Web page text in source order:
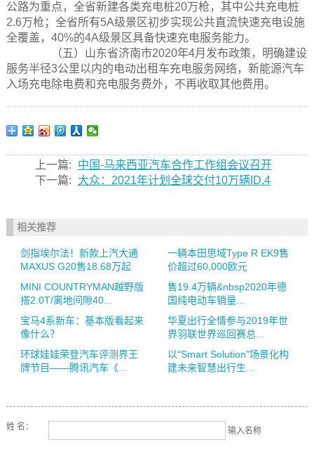
公路为重点，全省新建各类充电桩20万枪，其中公共充电桩
2.6万枪；全省所有5A级景区初步实现公共直流快速充电设施
全覆盖，40%的4A级景区具备快速充电服务能力。
（五）山东省济南市2020年4月发布政策，明确建设
服务半径3公里以内的电动出租车充电服务网络，新能源汽车
入场充电除电费和充电服务费外，不再收取其他费用。
上一篇:
中国-马来西亚汽车合作工作组会议召开
下一篇:
大众：2021年计划全球交付10万辆ID.4
相关推荐
剑指埃尔法！新款上汽大通
MAXUS G20售18.68万起
一辆本田思域Type R EK9售
价超过60,000欧元
MINI COUNTRYMAN越野版
搭2.0T/离地间隙40...
售19.4万辆&nbsp2020年德
国纯电动车销量...
宝马4系新车：基本版看起来
像什么？
华夏出行全情参与2019年世
界羽联世界巡回赛总...
环球娃娃荣登汽车评测界王
牌节目——腾讯汽车《...
以“Smart Solution”场景化构
建未来智慧出行生...
姓 名： 输入名称